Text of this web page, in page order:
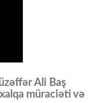
Ali Baş
müraciəti və